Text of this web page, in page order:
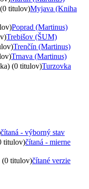
titulov)Myjava (Kniha
Poprad (Martinus)
Trebišov (ŠUM)
Trenčín (Martinus)
Trnava (Martinus)
(0 titulov)Turzovka
čítaná - výborný stav
titulov)čítaná - mierne
(0 titulov)čítané verzie